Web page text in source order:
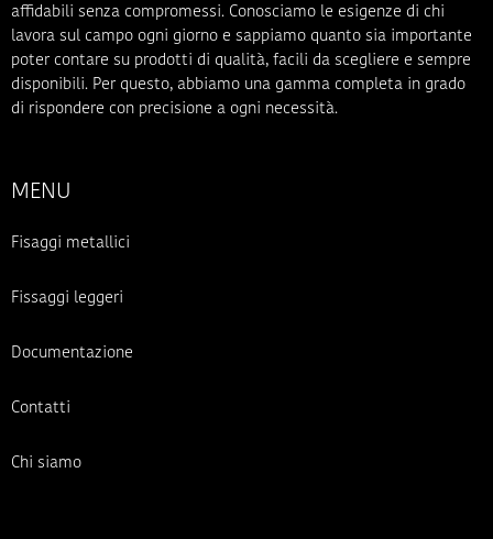
affidabili senza compromessi. Conosciamo le esigenze di chi
lavora sul campo ogni giorno e sappiamo quanto sia importante
poter contare su prodotti di qualità, facili da scegliere e sempre
disponibili. Per questo, abbiamo una gamma completa in grado
di rispondere con precisione a ogni necessità.
MENU
Fisaggi metallici
Fissaggi leggeri
Documentazione
Contatti
Chi siamo